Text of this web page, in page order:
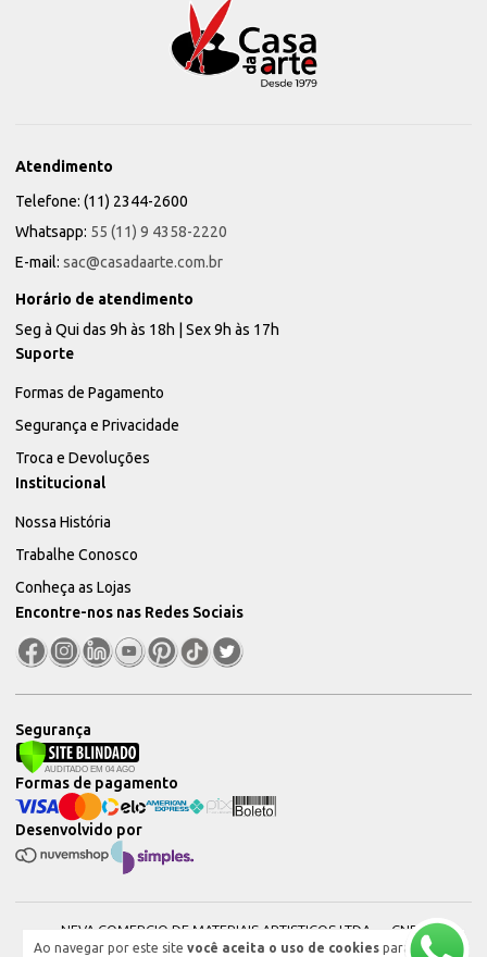
Ao navegar por este site você aceita o uso de cookies para
Atendimento
Telefone: (11) 2344-2600
Whatsapp: 55 (11) 9 4358-2220
E-mail: sac@casadaarte.com.br
Horário de atendimento
Seg à Qui das 9h às 18h | Sex 9h às 17h
Suporte
Formas de Pagamento
Segurança e Privacidade
Troca e Devoluções
Institucional
Nossa História
Trabalhe Conosco
Conheça as Lojas
Encontre-nos nas Redes Sociais
Segurança
Desenvolvido por
Formas de pagamento
NEVA COMERCIO DE MATERIAIS ARTISTICOS LTDA — CNPJ:
51604544000101 © 2026. Todos os direitos reservados.